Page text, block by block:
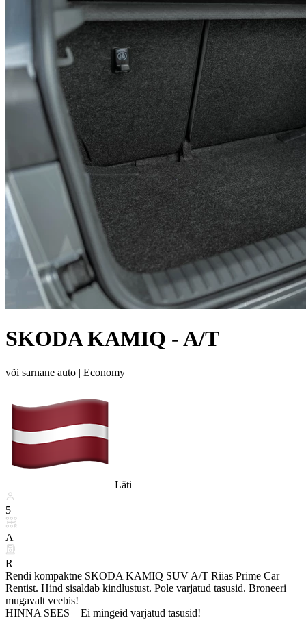
SKODA KAMIQ - A/T
või sarnane auto | Economy
Läti
5
A
R
Rendi kompaktne SKODA KAMIQ SUV A/T Riias Prime Car
Rentist. Hind sisaldab kindlustust. Pole varjatud tasusid. Broneeri
mugavalt veebis!
HINNA SEES – Ei mingeid varjatud tasusid!